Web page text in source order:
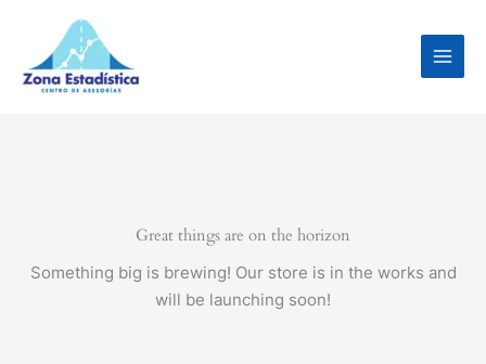
contenido
Great things are on the horizon
Something big is brewing! Our store is in the works and
will be launching soon!